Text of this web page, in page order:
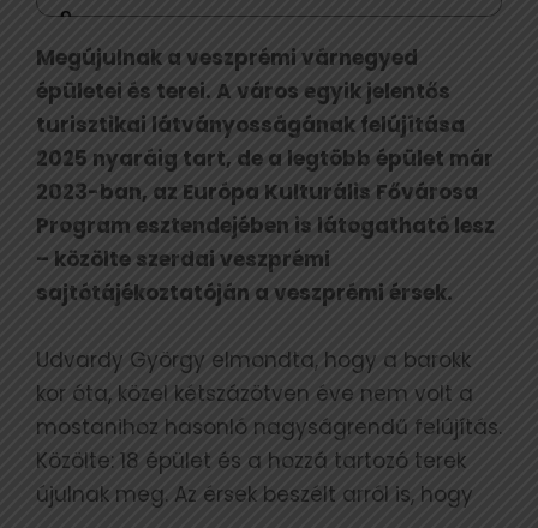
Megújulnak a veszprémi várnegyed
épületei és terei. A város egyik jelentős
turisztikai látványosságának felújítása
2025 nyaráig tart, de a legtöbb épület már
2023-ban, az Európa Kulturális Fővárosa
Program esztendejében is látogatható lesz
– közölte szerdai veszprémi
sajtótájékoztatóján a veszprémi érsek.
Udvardy György elmondta, hogy a barokk
kor óta, közel kétszázötven éve nem volt a
mostanihoz hasonló nagyságrendű felújítás.
Közölte: 18 épület és a hozzá tartozó terek
újulnak meg. Az érsek beszélt arról is, hogy